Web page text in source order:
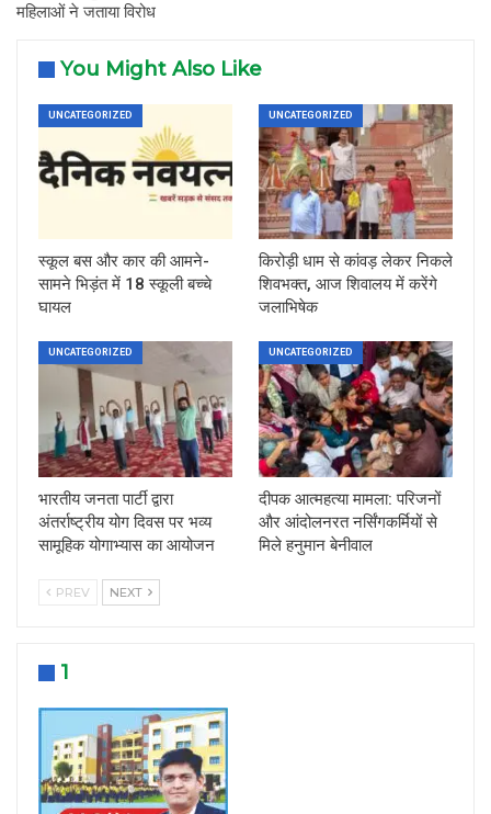
महिलाओं ने जताया विरोध
You Might Also Like
UNCATEGORIZED
स्कूल बस और कार की आमने-
सामने भिड़ंत में 18 स्कूली बच्चे
घायल
UNCATEGORIZED
किरोड़ी धाम से कांवड़ लेकर निकले
शिवभक्त, आज शिवालय में करेंगे
जलाभिषेक
UNCATEGORIZED
भारतीय जनता पार्टी द्वारा
अंतर्राष्ट्रीय योग दिवस पर भव्य
सामूहिक योगाभ्यास का आयोजन
UNCATEGORIZED
दीपक आत्महत्या मामला: परिजनों
और आंदोलनरत नर्सिंगकर्मियों से
मिले हनुमान बेनीवाल
PREV NEXT
1